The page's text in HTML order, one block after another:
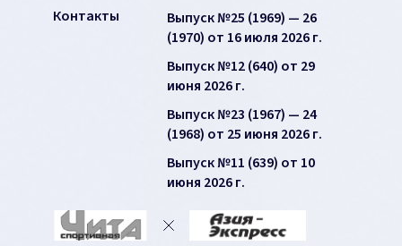
Контакты
Выпуск №25 (1969) — 26
(1970) от 16 июля 2026 г.
Выпуск №12 (640) от 29
июня 2026 г.
Выпуск №23 (1967) — 24
(1968) от 25 июня 2026 г.
Выпуск №11 (639) от 10
июня 2026 г.